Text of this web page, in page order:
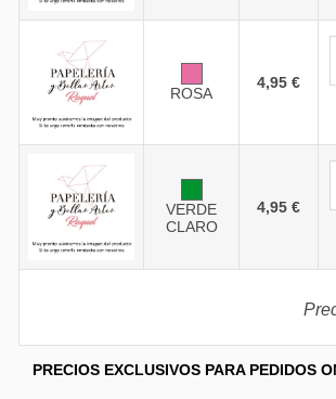
ROSA
4,95 €
VERDE
CLARO
4,95 €
PRECIOS EXCLUSIVOS PARA PEDIDOS